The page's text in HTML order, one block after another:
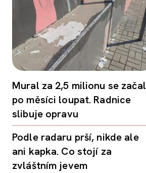
Mural za 2,5 milionu se začal
po měsíci loupat. Radnice
slibuje opravu
Podle radaru prší, nikde ale
ani kapka. Co stojí za
zvláštním jevem